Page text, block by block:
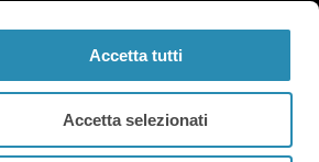
Accetta tutti
Accetta selezionati